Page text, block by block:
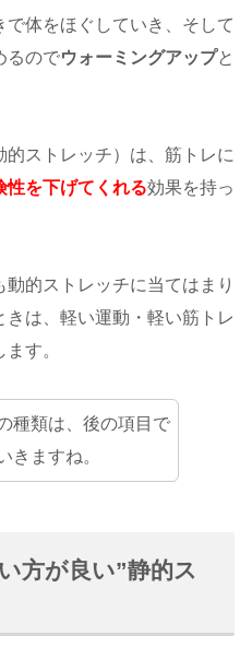
体をほぐしていき、そして
るのでウォーミングアップと
ストレッチ）は、筋トレに
性を下げてくれる効果を持っ
的ストレッチに当てはまり
は、軽い運動・軽い筋トレ
す。
種類は、後の項目で
きますね。
方が良い”静的ス